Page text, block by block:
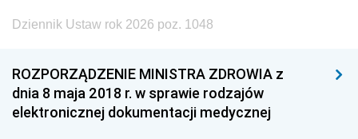
Dziennik Ustaw rok 2026 poz. 1048
ROZPORZĄDZENIE MINISTRA ZDROWIA z
dnia 8 maja 2018 r. w sprawie rodzajów
elektronicznej dokumentacji medycznej